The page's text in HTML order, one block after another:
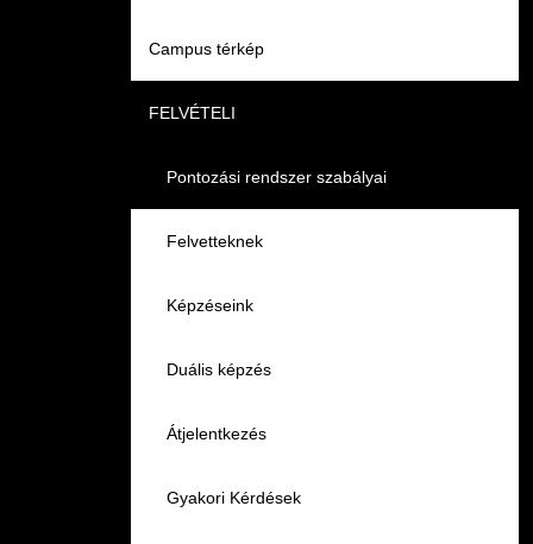
Videók
Álláshirdetések
Campus térkép
FELVÉTELI
Pontozási rendszer szabályai
Felvetteknek
Képzéseink
Duális képzés
Átjelentkezés
Gyakori Kérdések